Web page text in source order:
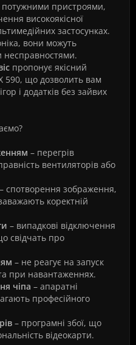
потужними пристроями,
високоякісної
застосунках.
вони можуть
несправностями.
пропонує якісний
590, що дозволить вам
і додатків без зайвих
– перегрів
вентиляторів або
– спотворення зображення,
коректній
– випадкові відключення
свідчать про
– не реагує на запуск
при навантаженнях.
чіпа – апаратні
професійного
– програмні збої, що
відеокарти.